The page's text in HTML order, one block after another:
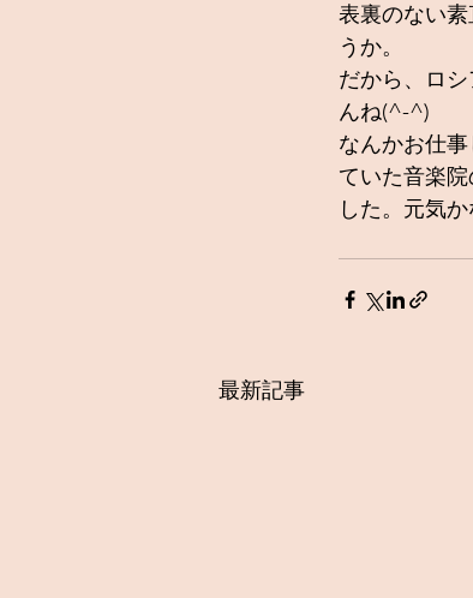
表裏のない
うか。
だから、ロ
んね(^-^)
なんかお仕
ていた音楽
した。元気
最新記事